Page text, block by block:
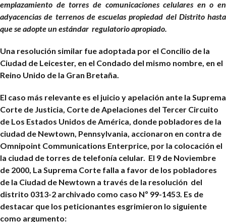
emplazamiento de torres de comunicaciones celulares en o en
adyacencias de terrenos de escuelas propiedad del Distrito hasta
que se adopte un estándar regulatorio apropiado.
Una resolución similar fue adoptada por el Concilio de la
Ciudad de Leicester, en el Condado del mismo nombre, en el
Reino Unido de la Gran Bretaña.
El caso más relevante es el juicio y apelación ante la Suprema
Corte de Justicia, Corte de Apelaciones del Tercer Circuito
de Los Estados Unidos de América, donde pobladores de la
ciudad de Newtown, Pennsylvania, accionaron en contra de
Omnipoint Communications Enterprice, por la colocación el
la ciudad de torres de telefonía celular. El 9 de Noviembre
de 2000, La Suprema Corte falla a favor de los pobladores
de la Ciudad de Newtown a través de la resolución del
distrito 0313-2 archivado como caso Nº 99-1453. Es de
destacar que los peticionantes esgrimieron lo siguiente
como argumento: